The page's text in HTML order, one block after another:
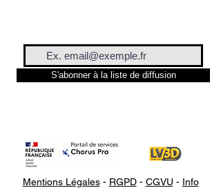
S'abonner à la liste de diffusion
Mentions Légales- RGPD- CGVU - Info